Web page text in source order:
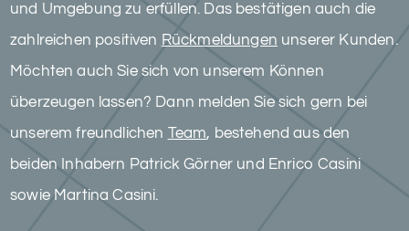
und Umgebung zu erfüllen. Das bestätigen auch die
zahlreichen positiven Rückmeldungen unserer Kunden.
Möchten auch Sie sich von unserem Können
überzeugen lassen? Dann melden Sie sich gern bei
unserem freundlichen Team, bestehend aus den
beiden Inhabern Patrick Görner und Enrico Casini
sowie Martina Casini.